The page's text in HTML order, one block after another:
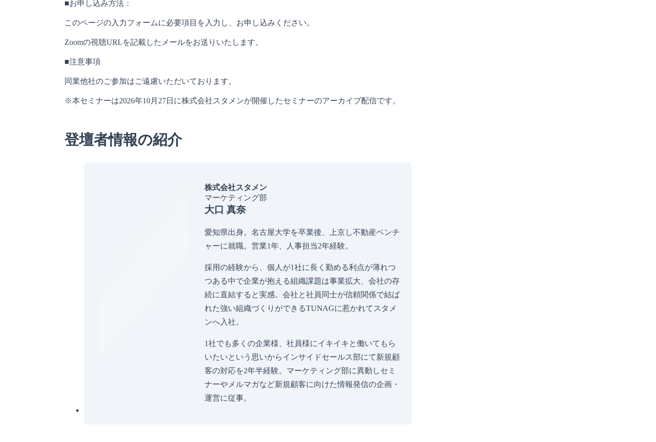
■お申し込み方法：
このページの入力フォームに必要項目を入力し、お申し込みください。
Zoomの視聴URLを記載したメールをお送りいたします。
■注意事項
同業他社のご参加はご遠慮いただいております。
※本セミナーは2026年10月27日に株式会社スタメンが開催したセミナーのアーカイブ配信です。
登壇者情報の紹介
株式会社スタメン
マーケティング部
大口 真奈
愛知県出身。名古屋大学を卒業後、上京し不動産ベンチ
ャーに就職。営業1年、人事担当2年経験。
採用の経験から、個人が1社に長く勤める利点が薄れつ
つある中で企業が抱える組織課題は事業拡大、会社の存
続に直結すると実感。会社と社員同士が信頼関係で結ば
れた強い組織づくりができるTUNAGに惹かれてスタメ
ンへ入社。
1社でも多くの企業様、社員様にイキイキと働いてもら
いたいという思いからインサイドセールス部にて新規顧
客の対応を2年半経験。マーケティング部に異動しセミ
ナーやメルマガなど新規顧客に向けた情報発信の企画・
運営に従事。